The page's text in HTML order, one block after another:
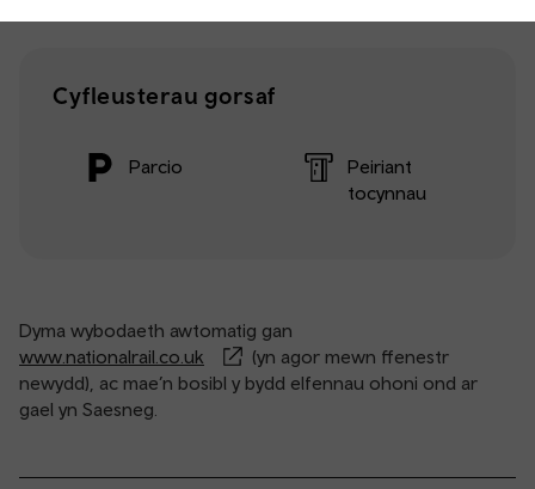
Cyfleusterau gorsaf
Parcio
Peiriant
tocynnau
Dyma wybodaeth awtomatig gan
www.nationalrail.co.uk
(yn agor mewn ffenestr
newydd), ac mae’n bosibl y bydd elfennau ohoni ond ar
gael yn Saesneg.